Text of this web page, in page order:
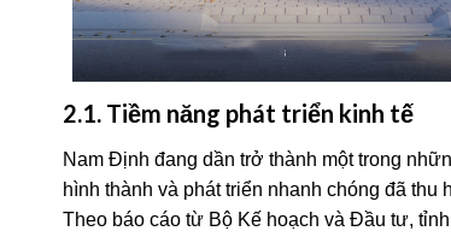
2.1. Tiềm năng phát triển kinh tế
Nam Định đang dần trở thành một trong
hình thành và phát triển nhanh chóng đã
Theo báo cáo từ Bộ Kế hoạch và Đầu tư,